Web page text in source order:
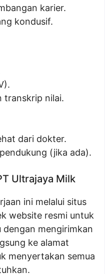
karier.
kondusif.
transkrip nilai.
dari dokter.
(jika ada).
Ultrajaya Milk
ini melalui situs
website resmi untuk
mengirimkan
ke alamat
menyertakan semua